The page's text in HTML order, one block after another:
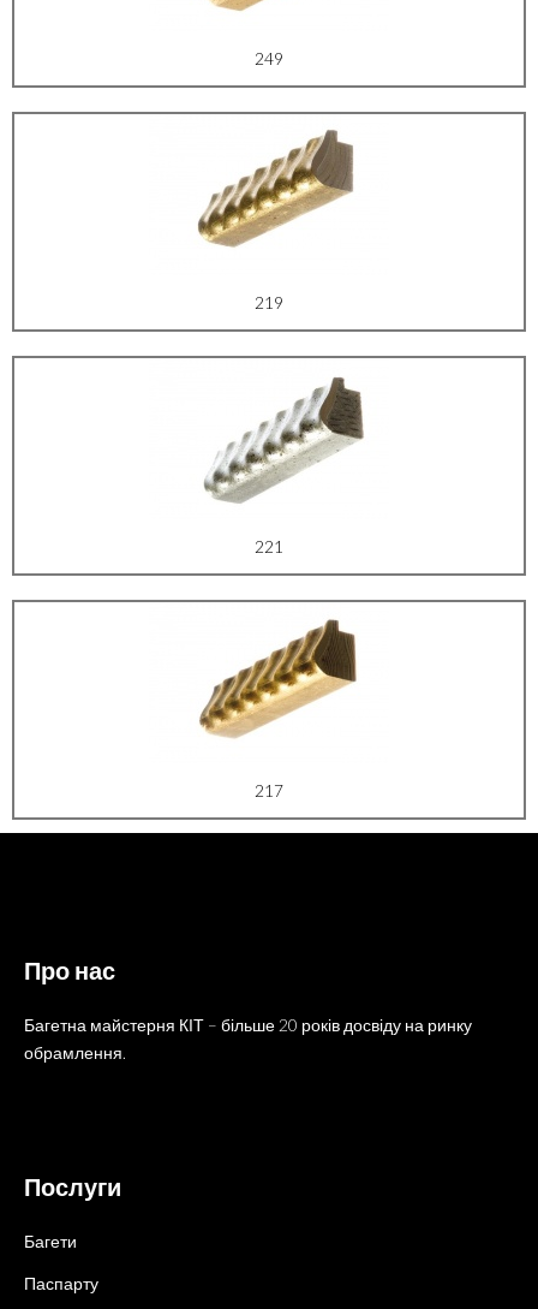
249
219
221
217
Про нас
Багетна майстерня КІТ – більше 20 років досвіду на ринку
обрамлення.
Послуги
Багети
Паспарту